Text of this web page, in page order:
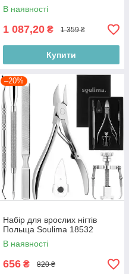
В наявності
1 087,20 ₴ 1 359 ₴
Купити
–20%
Набір для врослих нігтів
Польща Soulima 18532
В наявності
656 ₴ 820 ₴